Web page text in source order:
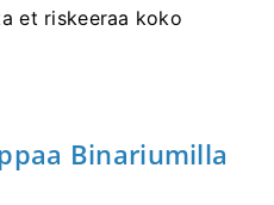
et riskeeraa koko
Binariumilla